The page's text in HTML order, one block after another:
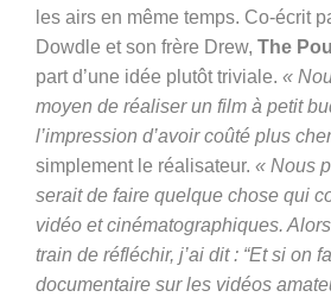
les airs en même temps. Co-écrit
Dowdle et son frère Drew, The
part d’une idée plutôt triviale. «
moyen de réaliser un film à petit
l’impression d’avoir coûté plus
simplement le réalisateur. « Nous
serait de faire quelque chose qui
vidéo et cinématographiques.
train de réfléchir, j’ai dit : “Et si on
documentaire sur les vidéos